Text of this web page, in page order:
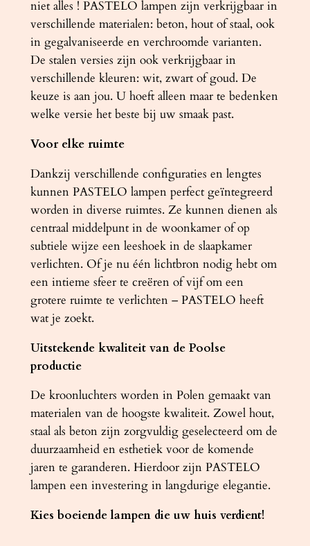
niet alles ! PASTELO lampen zijn verkrijgbaar in
verschillende materialen: beton, hout of staal, ook
in gegalvaniseerde en verchroomde varianten.
De stalen versies zijn ook verkrijgbaar in
verschillende kleuren: wit, zwart of goud. De
keuze is aan jou. U hoeft alleen maar te bedenken
welke versie het beste bij uw smaak past.
Voor elke ruimte
Dankzij verschillende configuraties en lengtes
kunnen PASTELO lampen perfect geïntegreerd
worden in diverse ruimtes. Ze kunnen dienen als
centraal middelpunt in de woonkamer of op
subtiele wijze een leeshoek in de slaapkamer
verlichten. Of je nu één lichtbron nodig hebt om
een ​​intieme sfeer te creëren of vijf om een ​​
grotere ruimte te verlichten – PASTELO heeft
wat je zoekt.
Uitstekende kwaliteit van de Poolse
productie
De kroonluchters worden in Polen gemaakt van
materialen van de hoogste kwaliteit. Zowel hout,
staal als beton zijn zorgvuldig geselecteerd om de
duurzaamheid en esthetiek voor de komende
jaren te garanderen. Hierdoor zijn PASTELO
lampen een investering in langdurige elegantie.
Kies boeiende lampen die uw huis verdient!